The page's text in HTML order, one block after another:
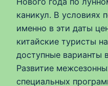
каникул. В условиях
именно в эти даты
китайские туристы
доступные варианты
Развитие
специальных